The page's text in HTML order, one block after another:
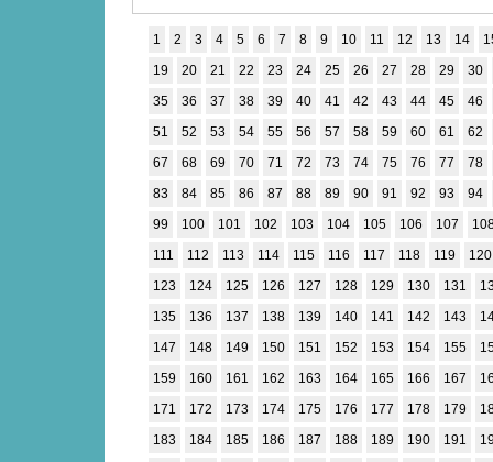
1 2 3 4 5 6 7 8 9 10 11 12 13 14
19
20 21 22 23 24 25 26 27 28 29
30
35
36 37 38 39 40 41 42 43 44 45
46
51
52 53 54 55 56 57 58 59 60 61
62
67
68 69 70 71 72 73 74 75 76 77
78
83
84 85 86 87 88 89 90 91 92 93
94
99
100 101 102 103 104 105 106 107
111
112 113 114 115 116 117 118 119
120
123
124 125 126 127 128 129 130 131
135
136 137 138 139 140 141 142 143
147
148 149 150 151 152 153 154 155
159
160 161 162 163 164 165 166 167
171
172 173 174 175 176 177 178 179
183
184 185 186 187 188 189 190 191